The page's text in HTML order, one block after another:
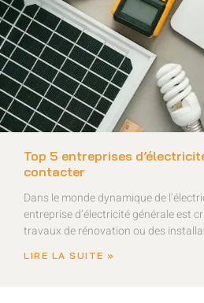
Top 5 entreprises
contacter
Dans le monde dynamique de
entreprise d’électricité générale est
travaux de rénovation ou des
LIRE LA SUITE »